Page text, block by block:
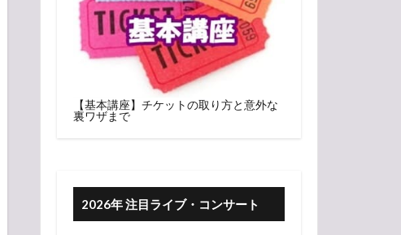
【基本講座】チケットの取り方と意外な
裏ワザまで
2026年 注目ライブ・コンサート